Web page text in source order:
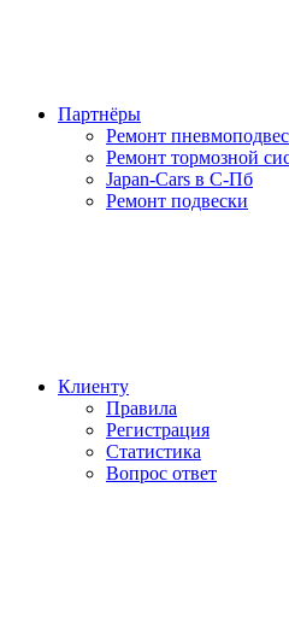
Партнёры
Ремонт
Ремонт тормозной
Japan-Cars в С-Пб
Ремонт подвески
Клиенту
Правила
Регистрация
Статистика
Вопрос ответ